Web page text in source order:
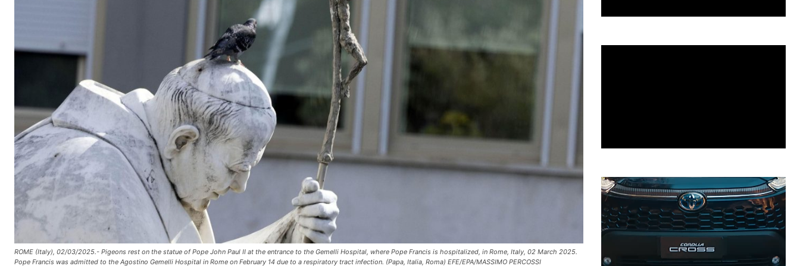
ROME (Italy), 02/03/2025.- Pigeons rest on the statue of Pope John Paul II at the entrance to the Gemelli Hospital, where Pope Francis is hospitalized, in Rome, Italy, 02 March 2025.
Pope Francis was admitted to the Agostino Gemelli Hospital in Rome on February 14 due to a respiratory tract infection. (Papa, Italia, Roma) EFE/EPA/MASSIMO PERCOSSI